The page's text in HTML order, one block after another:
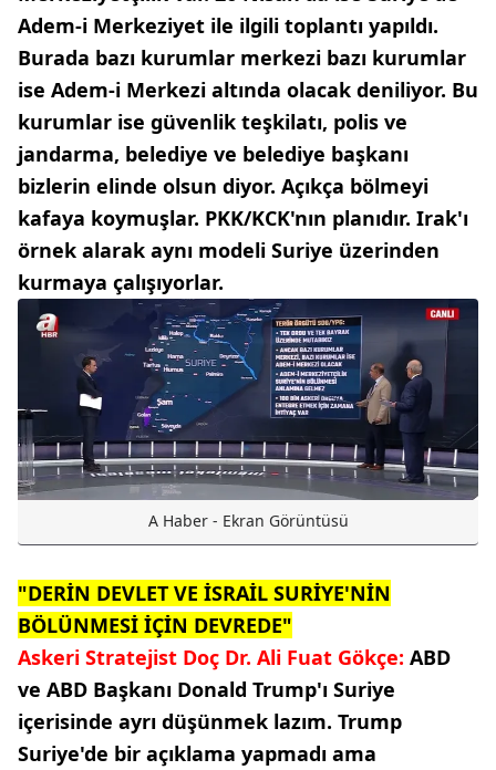
Adem-i Merkeziyet ile ilgili toplantı yapıldı.
Burada bazı kurumlar merkezi bazı kurumlar
ise Adem-i Merkezi altında olacak deniliyor. Bu
kurumlar ise güvenlik teşkilatı, polis ve
jandarma, belediye ve belediye başkanı
bizlerin elinde olsun diyor. Açıkça bölmeyi
kafaya koymuşlar. PKK/KCK'nın planıdır. Irak'ı
örnek alarak aynı modeli Suriye üzerinden
kurmaya çalışıyorlar.
A Haber - Ekran Görüntüsü
"DERİN DEVLET VE İSRAİL SURİYE'NİN
BÖLÜNMESİ İÇİN DEVREDE"
Askeri Stratejist Doç Dr. Ali Fuat Gökçe: ABD
ve ABD Başkanı Donald Trump'ı Suriye
içerisinde ayrı düşünmek lazım. Trump
Suriye'de bir açıklama yapmadı ama